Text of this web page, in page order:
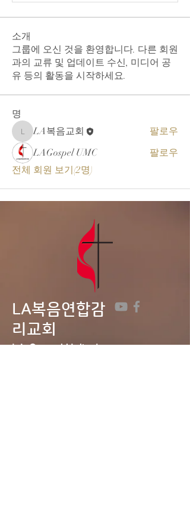
소개
그룹에 오신 것을 환영합니다. 다른 회원
과의 교류 및 업데이트 수신, 미디어 공
유 등의 활동을 시작하세요.
명
LA복음교회
LA복음교회
팔로우
LAGospel UMC
팔로우
전체 회원 보기(2명)
LA복음연합감
리교회
LA Gospel United